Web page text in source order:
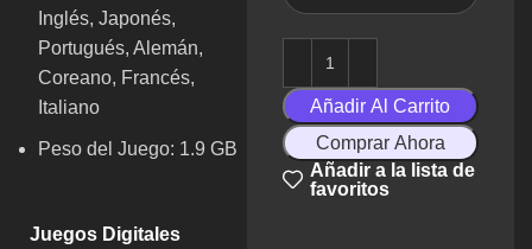
Inglés, Japonés,
Portugués, Alemán,
Coreano, Francés,
Italiano
Peso del Juego: 1.9 GB
Juegos Digitales
Añadir Al Carrito
Comprar Ahora
Añadir a la lista de
favoritos